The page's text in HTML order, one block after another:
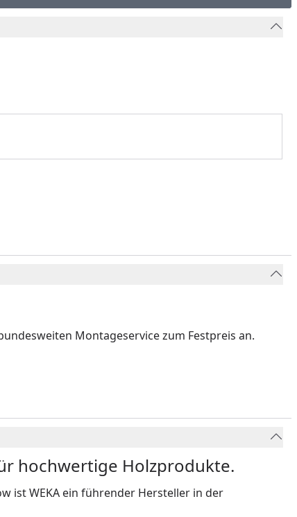
Montageservice zum Festpreis an.
hochwertige Holzprodukte.
ist WEKA ein führender Hersteller in der